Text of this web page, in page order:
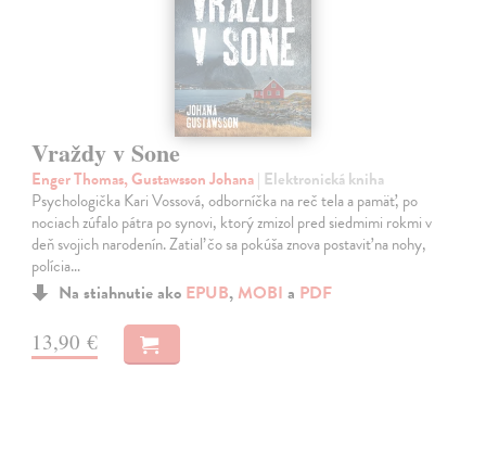
Vraždy v Sone
Enger Thomas, Gustawsson Johana| Elektronická kniha
Psychologička Kari Vossová, odborníčka na reč tela a pamäť, po
nociach zúfalo pátra po synovi, ktorý zmizol pred siedmimi rokmi v
deň svojich narodenín. Zatiaľ čo sa pokúša znova postaviť na nohy,
polícia…
Na stiahnutie ako EPUB, MOBI a PDF
13,90 €